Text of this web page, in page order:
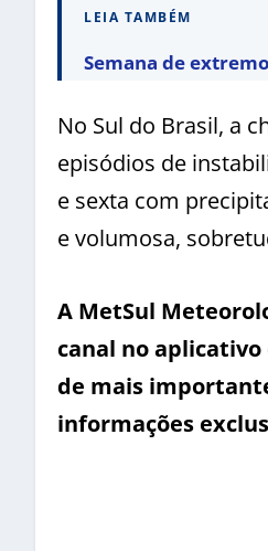
LEIA TAMBÉM
Semana de
No Sul do Brasil, a
episódios de
e sexta com
e volumosa,
A MetSul
canal no aplicativo
de mais
informações